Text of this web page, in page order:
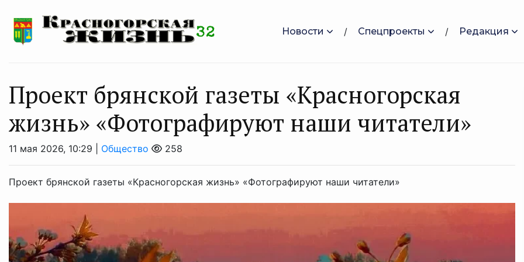
Новости Спецпроекты Редакция
Проект брянской газеты «Красногорская
жизнь» «Фотографируют наши читатели»
11 мая 2026, 10:29 | Общество 258
Проект брянской газеты «Красногорская жизнь» «Фотографируют наши читатели»